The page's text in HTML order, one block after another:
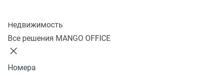
Недвижимость
Все решения MANGO OFFICE
Номера
Инструмент общения и способ сделать
посетителей сайта вашими постоянными
клиентами.